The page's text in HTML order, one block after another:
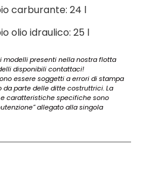
carburante: 24 l
olio idraulico: 25 l
modelli presenti nella nostra flotta
disponibili contattaci!
essere soggetti a errori di stampa
parte delle ditte costruttrici. La
caratteristiche specifiche sono
allegato alla singola